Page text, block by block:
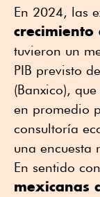
En 2024, las
crecimiento
tuvieron un
PIB previsto
(Banxico),
en promedio
consultoría
una encuesta
En sentido
mexicanas